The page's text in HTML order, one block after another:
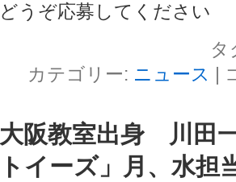
どうぞ応募してください
タ
カテゴリー: ニュース |
大阪教室出身 川田
トイーズ」月、水担